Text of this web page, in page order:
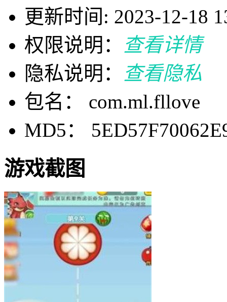
更新时间: 2023-12-18
权限说明：
查看详情
隐私说明：
查看隐私
包名： com.ml.fllove
MD5：
游戏截图